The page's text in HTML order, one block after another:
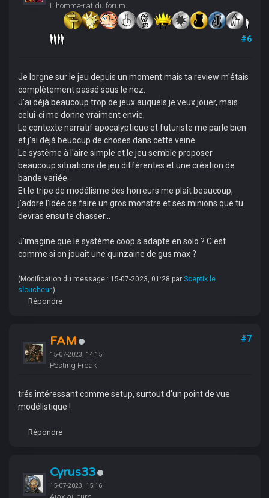
L'homme-rat du forum.
#6
Je lorgne sur le jeu depuis un moment mais ta review m'étais
complètement passé sous le nez.
J'ai déjà beaucoup trop de jeux auquels je veux jouer, mais
celui-ci me donne vraiment envie.
Le contexte narratif apocalyptique et futuriste me parle bien
et j'ai déjà beuocup de choses dans cette veine.
Le système à l'aire simple et le jeu semble proposer
beaucoup situations de jeu différentes et une création de
bande variée.
Et le tripe de modélisme des horreurs me plaît beaucoup,
j'adore l'idée de faire un gros monstre et ses minions que tu
devras ensuite chasser...
J'imagine que le système coop s'adapte en solo ? C'est
comme si on jouait une quinzaine de gus max ?
(Modification du message : 15-07-2023, 01:28 par Sceptik le
sloucheur.)
Répondre
FAM
15-07-2023, 14:15
Posting Freak
#7
trés intéressant comme setup, surtout d'un point de vue
modélistique !
Répondre
Cyrus33
15-07-2023, 15:16